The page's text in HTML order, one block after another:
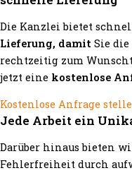
Die Kanzlei bietet
Lieferung, damit Sie
rechtzeitig zum
jetzt eine kostenlose
Kostenlose Anfrage
Jede Arbeit ein
Darüber hinaus bieten
Fehlerfreiheit durch